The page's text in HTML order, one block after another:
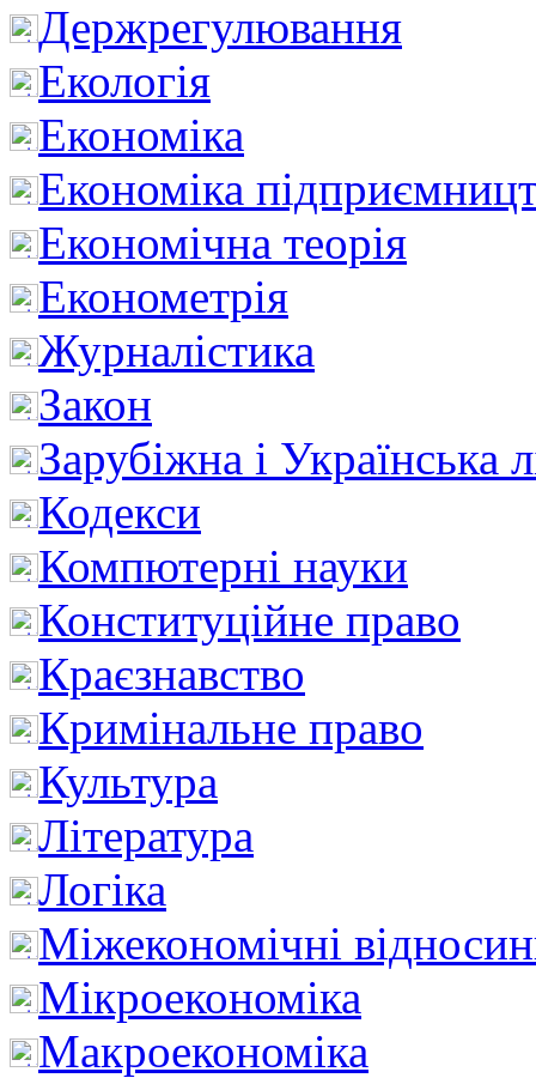
Держрегулювання
Екологія
Економіка
Економіка
Економічна теорія
Економетрія
Журналістика
Закон
Зарубіжна і Українська
Кодекси
Компютерні науки
Конституційне право
Краєзнавство
Кримінальне право
Культура
Література
Логіка
Міжекономічні
Мікроекономіка
Макроекономіка